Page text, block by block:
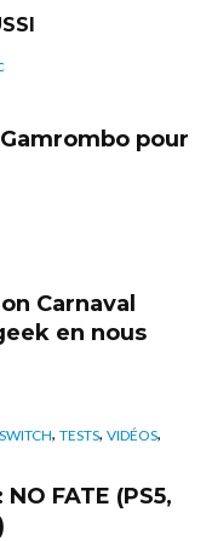
pour
Carnaval
en nous
SWITCH, TESTS, VIDÉOS,
FATE (PS5,